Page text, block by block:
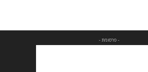
- פרסומת -